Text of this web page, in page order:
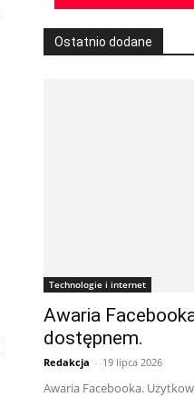
Ostatnio dodane
Technologie i internet
Awaria
dostępnem.
Redakcja - 19 lipca 2026
Awaria Facebooka.